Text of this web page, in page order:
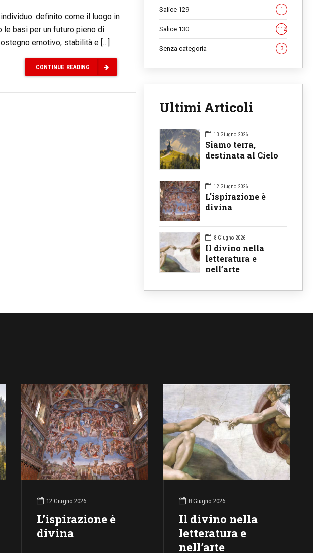
definito come il luogo in
le basi per un futuro pieno di
emotivo, stabilità e […]
CONTINUE READING
Salice 129 1
Salice 130 112
Senza categoria 3
Ultimi Articoli
13 Giugno 2026
Siamo terra,
destinata al Cielo
12 Giugno 2026
L'ispirazione è
divina
8 Giugno 2026
Il divino nella
letteratura e
nell’arte
12 Giugno 2026
L’ispirazione è
divina
8 Giugno 2026
Il divino nella
letteratura e
nell’arte